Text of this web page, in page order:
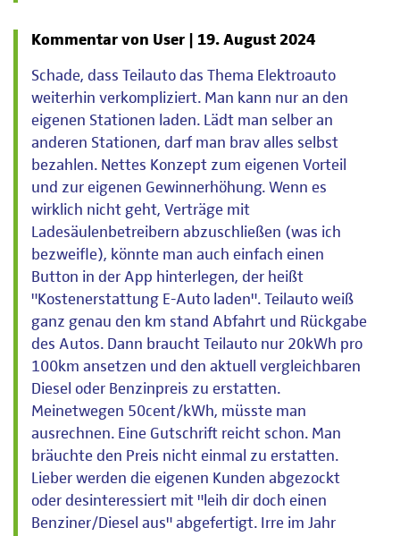
Kommentar von User | 19. August 2024
Schade, dass Teilauto das Thema Elektroauto
weiterhin verkompliziert. Man kann nur an den
eigenen Stationen laden. Lädt man selber an
anderen Stationen, darf man brav alles selbst
bezahlen. Nettes Konzept zum eigenen Vorteil
und zur eigenen Gewinnerhöhung. Wenn es
wirklich nicht geht, Verträge mit
Ladesäulenbetreibern abzuschließen (was ich
bezweifle), könnte man auch einfach einen
Button in der App hinterlegen, der heißt
"Kostenerstattung E-Auto laden". Teilauto weiß
ganz genau den km stand Abfahrt und Rückgabe
des Autos. Dann braucht Teilauto nur 20kWh pro
100km ansetzen und den aktuell vergleichbaren
Diesel oder Benzinpreis zu erstatten.
Meinetwegen 50cent/kWh, müsste man
ausrechnen. Eine Gutschrift reicht schon. Man
bräuchte den Preis nicht einmal zu erstatten.
Lieber werden die eigenen Kunden abgezockt
oder desinteressiert mit "leih dir doch einen
Benziner/Diesel aus" abgefertigt. Irre im Jahr